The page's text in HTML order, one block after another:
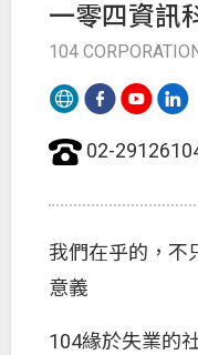
一零四資訊
104
02-
我們在乎的，不
意義
104緣於失業的